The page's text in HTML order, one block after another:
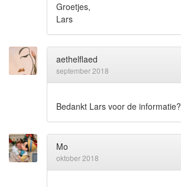
Groetjes,
Lars
aethelflaed
september 2018
Bedankt Lars voor de informatie?
Mo
oktober 2018